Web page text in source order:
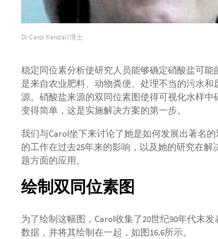
Dr Carol Kendall博士
稳定同位素分析使研究人员能够确定硝酸盐可能
是来自农业肥料、动物粪便、处理不当的污水和
源。硝酸盐来源的双同位素图使得可视化水样中
变得简单，这是实施解决方案的第一步。
我们与Carol坐下来讨论了她是如何发展出著名
的工作在过去25年来的影响，以及她的研究在解
题方面的应用。
绘制双同位素图
为了绘制这幅图，Carol收集了20世纪90年代末
数据，并将其绘制在一起，如图16.6所示。